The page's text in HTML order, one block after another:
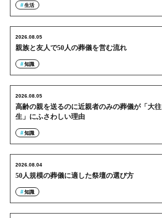
生活
親族と友人で50人の葬儀を営む流れ
2026.08.05
知識
高齢の親を送るのに近親者のみの葬儀が「大往
生」にふさわしい理由
2026.08.05
知識
50人規模の葬儀に適した祭壇の選び方
2026.08.04
知識